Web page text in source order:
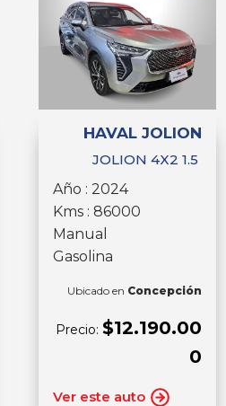
HAVAL JOLION
JOLION 4X2 1.5
Año : 2024
Kms : 86000
Manual
Gasolina
Ubicado en Concepción
Precio: $12.190.00
0
Ver este auto